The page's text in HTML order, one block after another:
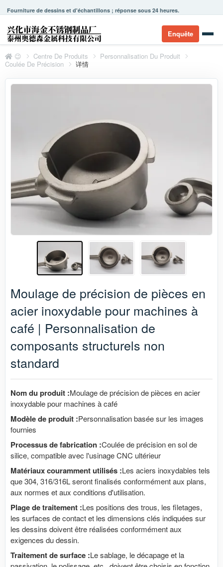
Fourniture de dessins et d'échantillons ; réponse sous 24 heures.
Enquête
😉 Centre De Produits
Personnalisation Du Produit
Coulée De Précision
详情
Moulage de précision de pièces en
acier inoxydable pour machines à
café | Personnalisation de
composants structurels non
standard
Nom du produit :Moulage de précision de pièces en acier
inoxydable pour machines à café
Modèle de produit :Personnalisation basée sur les images
fournies
Processus de fabrication :Coulée de précision en sol de
silice, compatible avec l'usinage CNC ultérieur
Matériaux couramment utilisés :Les aciers inoxydables tels
que 304, 316/316L seront finalisés conformément aux plans,
aux normes et aux conditions d'utilisation.
Plage de traitement :Les positions des trous, les filetages,
les surfaces de contact et les dimensions clés indiquées sur
les dessins doivent être réalisées conformément aux
exigences du dessin.
Traitement de surface :Le sablage, le décapage et la